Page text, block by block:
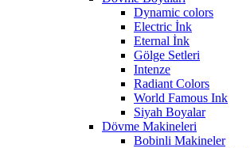
Dynamic colors
Electric İnk
Eternal İnk
Gölge Setleri
Intenze
Radiant Colors
World Famous Ink
Siyah Boyalar
Dövme Makineleri
Bobinli Makineler